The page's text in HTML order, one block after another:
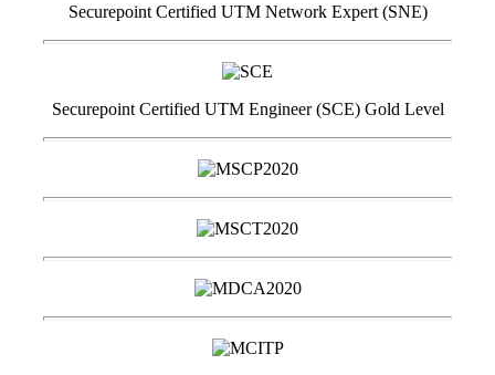
Securepoint Certified UTM Network Expert (SNE)
Securepoint Certified UTM Engineer (SCE) Gold Level